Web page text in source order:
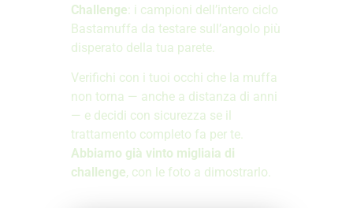
Challenge: i campioni dell’intero ciclo
Bastamuffa da testare sull’angolo più
disperato della tua parete.
Verifichi con i tuoi occhi che la muffa
non torna — anche a distanza di anni
— e decidi con sicurezza se il
trattamento completo fa per te.
Abbiamo già vinto migliaia di
challenge, con le foto a dimostrarlo.